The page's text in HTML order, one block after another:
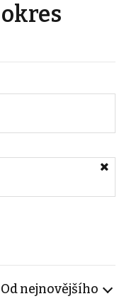
Od nejnovějšího